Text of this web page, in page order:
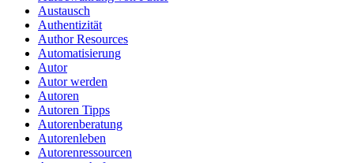
Austausch
Authentizität
Author Resources
Automatisierung
Autor
Autor werden
Autoren
Autoren Tipps
Autorenberatung
Autorenleben
Autorenressourcen